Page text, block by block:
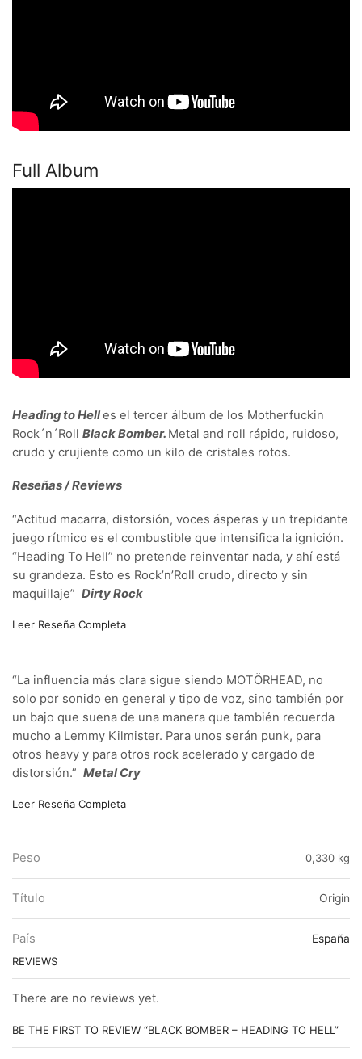
Full Album
Heading to Helles el tercer álbum de los Motherfuckin
Rock´n´Roll Black Bomber. Metal and roll rápido, ruidoso,
crudo y crujiente como un kilo de cristales rotos.
Reseñas / Reviews
“Actitud macarra, distorsión, voces ásperas y un trepidante
juego rítmico es el combustible que intensifica la ignición.
“Heading To Hell” no pretende reinventar nada, y ahí está
su grandeza. Esto es Rock’n’Roll crudo, directo y sin
maquillaje” Dirty Rock
Leer Reseña Completa
“La influencia más clara sigue siendo MOTÖRHEAD, no
solo por sonido en general y tipo de voz, sino también por
un bajo que suena de una manera que también recuerda
mucho a Lemmy Kilmister. Para unos serán punk, para
otros heavy y para otros rock acelerado y cargado de
distorsión.” Metal Cry
Leer Reseña Completa
Peso 0,330 kg
Título Origin
País
España
REVIEWS
There are no reviews yet.
BE THE FIRST TO REVIEW “BLACK BOMBER – HEADING TO HELL”